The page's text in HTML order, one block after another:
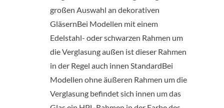
großen Auswahl an dekorativen
GläsernBei Modellen mit einem
Edelstahl- oder schwarzen Rahmen um
die Verglasung außen ist dieser Rahmen
in der Regel auch innen StandardBei
Modellen ohne äußeren Rahmen um die
Verglasung befindet sich innen um das